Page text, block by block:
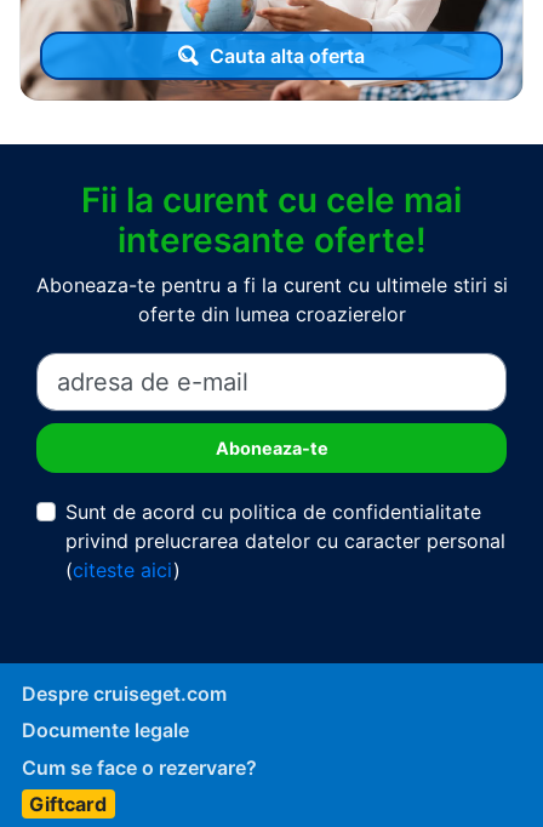
Cauta alta oferta
Fii la curent cu cele mai
interesante oferte!
Aboneaza-te pentru a fi la curent cu ultimele stiri si
oferte din lumea croazierelor
Sunt de acord cu politica de confidentialitate
privind prelucrarea datelor cu caracter personal
(citeste aici)
Despre cruiseget.com
Documente legale
Cum se face o rezervare?
Giftcard